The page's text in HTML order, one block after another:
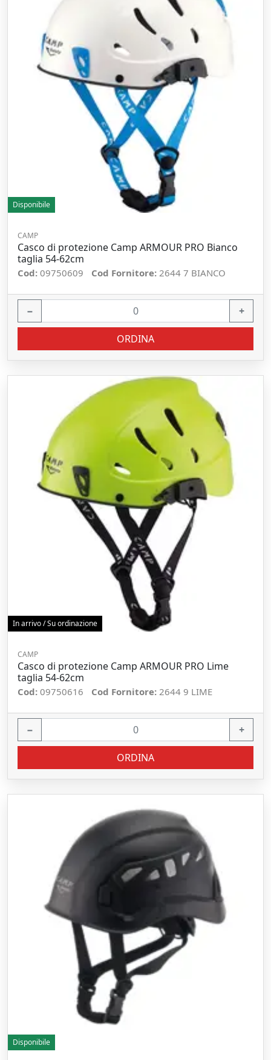
Disponibile
CAMP
Casco di protezione Camp ARMOUR PRO Bianco
taglia 54-62cm
Cod: 09750609 Cod Fornitore: 2644 7 BIANCO
− +
ORDINA
In arrivo / Su ordinazione
CAMP
Casco di protezione Camp ARMOUR PRO Lime
taglia 54-62cm
Cod: 09750616 Cod Fornitore: 2644 9 LIME
− +
ORDINA
Disponibile